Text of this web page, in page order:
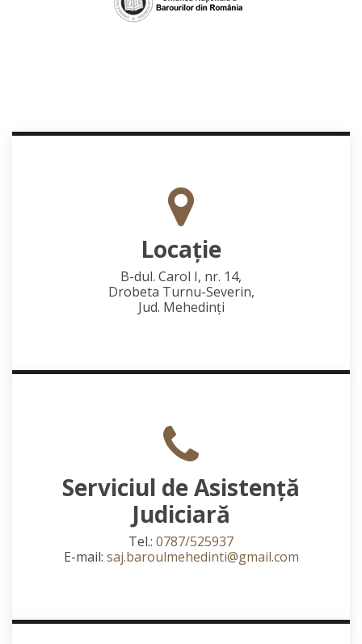
Locaţie
B-dul. Carol I, nr. 14,
Drobeta Turnu-Severin,
Jud. Mehedinţi
Serviciul de Asistență
Judiciară
Tel.: 0787/525937
E-mail: saj.baroulmehedinti@gmail.com